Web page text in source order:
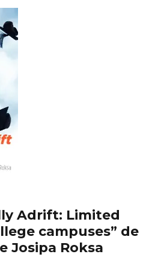
Adrift: Limited
campuses” de
Josipa Roksa